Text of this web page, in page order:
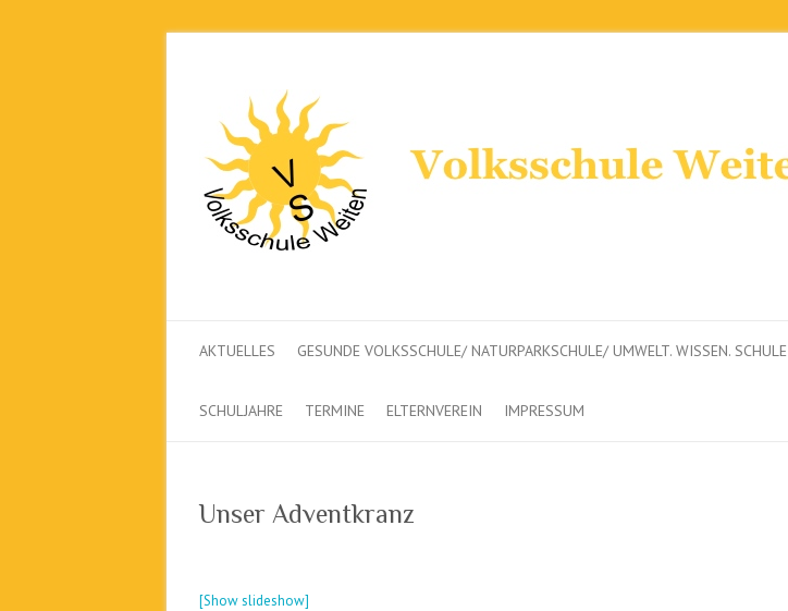
AKTUELLES GESUNDE VOLKSSCHULE/ NATURPARKSCHULE/ UMWELT. WISSEN. SCHULE
SCHULJAHRE TERMINE ELTERNVEREIN IMPRESSUM
Unser Adventkranz
[Show slideshow]